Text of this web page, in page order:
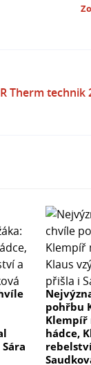
Therm technik
pohřbu
Klempíř
hádce,